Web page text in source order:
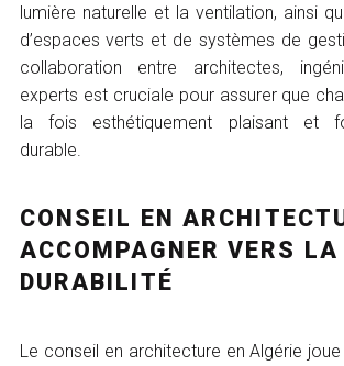
lumière naturelle et la ventilation, ainsi
d’espaces verts et de systèmes de
collaboration entre architectes,
experts est cruciale pour assurer que
la fois esthétiquement plaisant et
durable.
CONSEIL EN
ACCOMPAGNER VERS LA
DURABILITÉ
Le conseil en architecture en Algérie